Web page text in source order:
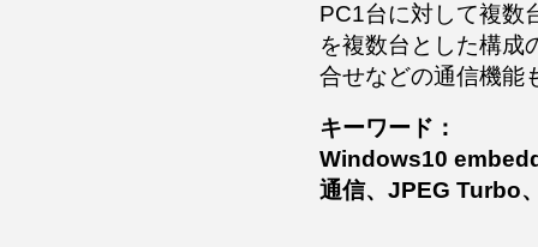
PC1台に対して複数
を複数台とした構成
合せなどの通信機能
キーワード：
Windows10
通信、JPEG Turbo